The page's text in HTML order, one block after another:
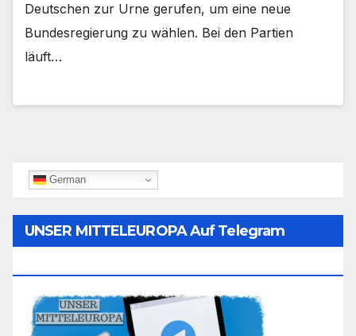
Deutschen zur Urne gerufen, um eine neue
Bundesregierung zu wählen. Bei den Partien
läuft…
German
UNSER MITTELEUROPA Auf Telegram